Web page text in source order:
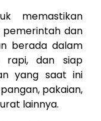
memastikan
pemerintah dan
berada dalam
rapi, dan siap
yang saat ini
pakaian,
lainnya.